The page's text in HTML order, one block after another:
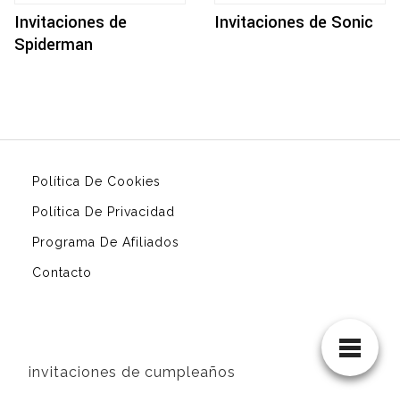
Invitaciones de
Spiderman
Invitaciones de Sonic
Política De Cookies
Política De Privacidad
Programa De Afiliados
Contacto
invitaciones de cumpleaños